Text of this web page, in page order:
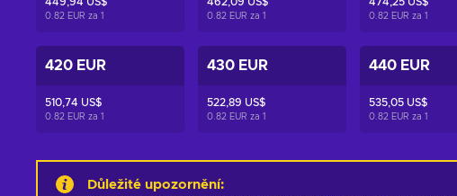
0.82 EUR za 1 0.82 EUR za 1 0.82 EUR za 1
420 EUR
510,74 US$
0.82 EUR za 1
430 EUR
522,89 US$
0.82 EUR za 1
440 EUR
535,05 US$
0.82 EUR za 1
Důležité upozornění: